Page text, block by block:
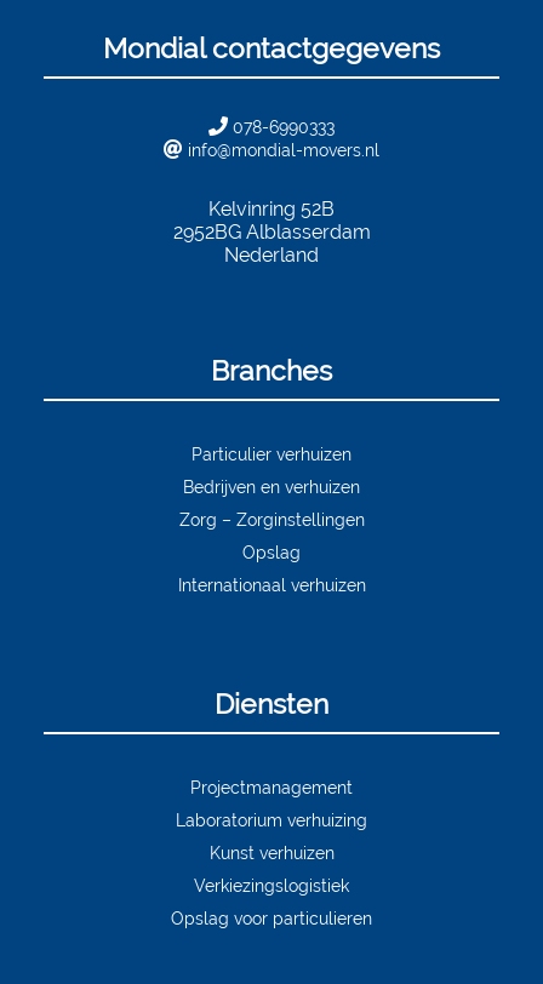
Mondial contactgegevens
078-6990333
info@mondial-movers.nl
Kelvinring 52B
2952BGAlblasserdam
Nederland
Branches
Particulier verhuizen
Bedrijven en verhuizen
Zorg – Zorginstellingen
Opslag
Internationaal verhuizen
Diensten
Projectmanagement
Laboratorium verhuizing
Kunst verhuizen
Verkiezingslogistiek
Opslag voor particulieren